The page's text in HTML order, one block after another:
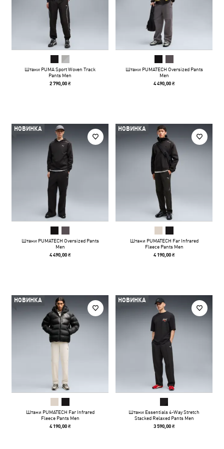
Штани PUMA Sport Woven Track
Pants Men
2 790,00 ₴
Штани PUMATECH Oversized Pants
Men
4 490,00 ₴
НОВИНКА
Штани PUMATECH Oversized Pants
Men
4 490,00 ₴
НОВИНКА
Штани PUMATECH Far Infrared
Fleece Pants Men
4 190,00 ₴
НОВИНКА
Штани PUMATECH Far Infrared
Fleece Pants Men
4 190,00 ₴
НОВИНКА
Штани Essentials 4-Way Stretch
Stacked Relaxed Pants Men
3 590,00 ₴